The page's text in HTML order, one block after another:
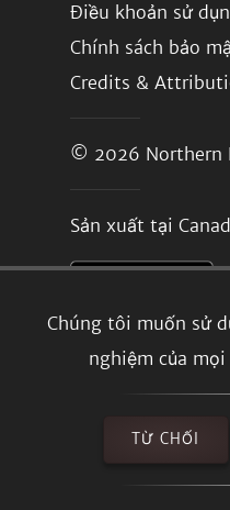
Chúng tôi muốn sử
nghiệm của
TỪ CHỐI
Điều khoản sử
Chính sách bảo
Credits &
© 2026 Northern
Sản xuất tại